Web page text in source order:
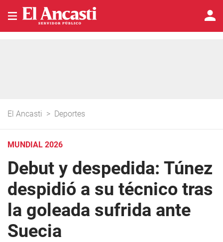
El Ancasti > Deportes
MUNDIAL 2026
Debut y despedida: Túnez
despidió a su técnico tras
la goleada sufrida ante
Suecia